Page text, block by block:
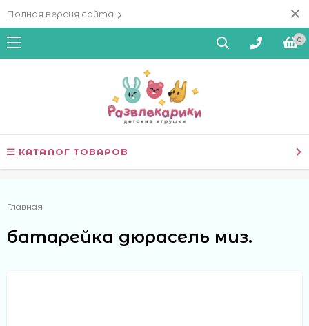
Полная версия сайта
0
КАТАЛОГ ТОВАРОВ
Главная
батарейка дюрасель миз.